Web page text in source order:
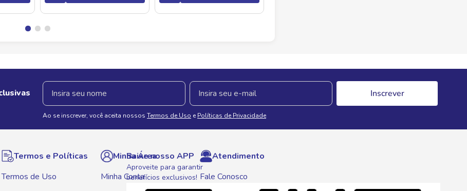
Inscrever
Ao se inscrever, você aceita nossos Termos de Uso e Políticas de Privacidade
Termos e Políticas
Termos de Uso
Minha Área
Minha Conta
Atendimento
Fale Conosco
Baixe nosso APP
Aproveite para garantir
benefícios exclusivos!